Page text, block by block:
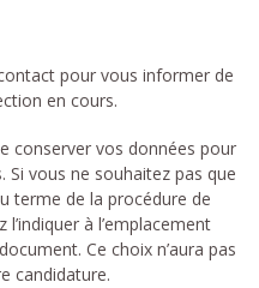
pour vous informer de
en cours.
conserver vos données pour
Si vous ne souhaitez pas que
terme de la procédure de
à l’emplacement
Ce choix n’aura pas
candidature.